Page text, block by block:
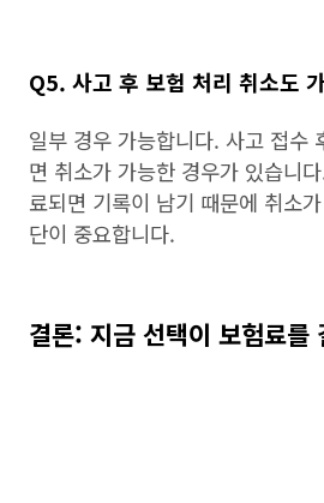
Q5. 사고 후 보험 처리 취소도
일부 경우 가능합니다. 사고 접수
면 취소가 가능한 경우가 있습니
료되면 기록이 남기 때문에 취소
단이 중요합니다.
결론: 지금 선택이 보험료를